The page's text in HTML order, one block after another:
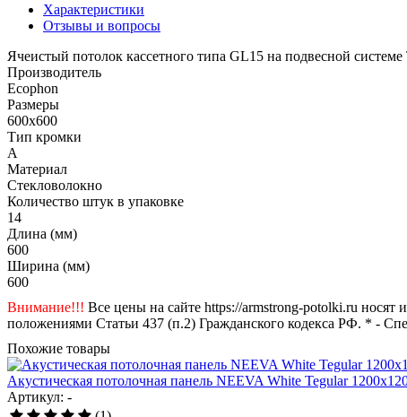
Характеристики
Отзывы и вопросы
Ячеистый потолок кассетного типа GL15 на подвесной
Производитель
Ecophon
Размеры
600x600
Тип кромки
A
Материал
Стекловолокно
Количество штук в упаковке
14
Длина (мм)
600
Ширина (мм)
600
Внимание!!! Все цены на сайте https://armstrong-potolki.ru
положениями Статьи 437 (п.2) Гражданского кодекса РФ. * -
Похожие товары
Акустическая потолочная панель NEEVA White Tegular
Артикул: -